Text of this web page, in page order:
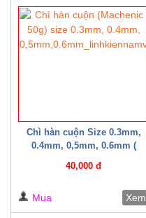
Chì hàn cuộn Size 0.3mm,
0.4mm, 0,5mm, 0.6mm (
40,000 đ
Mua Xem